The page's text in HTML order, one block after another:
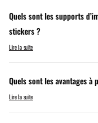
Quels sont les supports
stickers ?
Lire la suite
Quels sont les avantages
Lire la suite